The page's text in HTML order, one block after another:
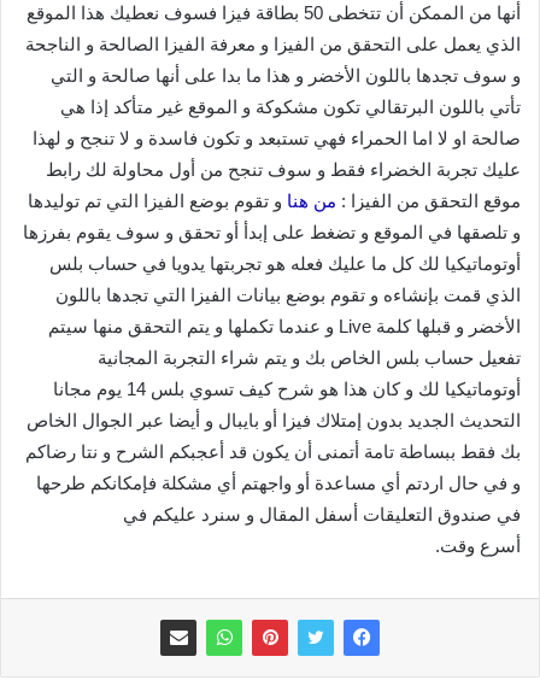
أنها من الممكن أن تتخطى 50 بطاقة فيزا فسوف نعطيك هذا الموقع
الذي يعمل على التحقق من الفيزا و معرفة الفيزا الصالحة و الناجحة
و سوف تجدها باللون الأخضر و هذا ما بدا على أنها صالحة و التي
تأتي باللون البرتقالي تكون مشكوكة و الموقع غير متأكد إذا هي
صالحة او لا اما الحمراء فهي تستبعد و تكون فاسدة و لا تنجح و لهذا
عليك تجربة الخضراء فقط و سوف تنجح من أول محاولة لك رابط
موقع التحقق من الفيزا : من هنا و تقوم بوضع الفيزا التي تم توليدها
و تلصقها في الموقع و تضغط على إبدأ أو تحقق و سوف يقوم بفرزها
أوتوماتيكيا لك كل ما عليك فعله هو تجربتها يدويا في حساب بلس
الذي قمت بإنشاءه و تقوم بوضع بيانات الفيزا التي تجدها باللون
الأخضر و قبلها كلمة Live و عندما تكملها و يتم التحقق منها سيتم
تفعيل حساب بلس الخاص بك و يتم شراء التجربة المجانية
أوتوماتيكيا لك و كان هذا هو شرح كيف تسوي بلس 14 يوم مجانا
التحديث الجديد بدون إمتلاك فيزا أو بايبال و أيضا عبر الجوال الخاص
بك فقط ببساطة تامة أتمنى أن يكون قد أعجبكم الشرح و نتا رضاكم
و في حال اردتم أي مساعدة أو واجهتم أي مشكلة فإمكانكم طرحها
في صندوق التعليقات أسفل المقال و سنرد عليكم في
أسرع وقت.